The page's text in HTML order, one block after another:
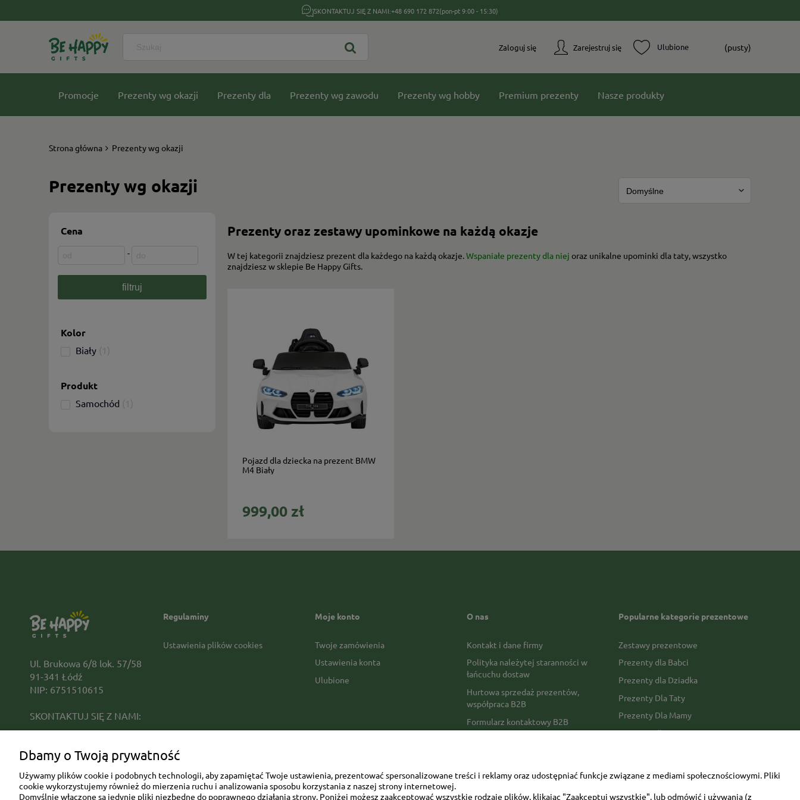
SKONTAKTUJ SIĘ Z NAMI:+48 690 172 872(pon-pt 9:00 - 15:30)
Zarejestruj się
Zaloguj się (pusty)
Promocje Prezenty wg okazji Prezenty dla Prezenty wg zawodu Prezenty wg hobby Premium prezenty Nasze produkty
Strona główna Prezenty wg okazji
Prezenty wg okazji
Kolor
Biały
Produkt
Samochód
Cena
-
filtruj
Prezenty oraz zestawy upominkowe na każdą okazje
W tej kategorii znajdziesz prezent dla każdego na każdą okazje.Wspaniałe prezenty dla niej oraz unikalne upominki dla taty, wszystko
znajdziesz w sklepie Be Happy Gifts.
Pojazd dla dziecka na prezent BMW
M4 Biały
999,00 zł
Regulaminy
Ustawienia plików cookies
Moje konto
Twoje zamówienia
Ustawienia konta
Ulubione
O nas
Kontakt i dane firmy
Polityka należytej staranności w
łańcuchu dostaw
Hurtowa sprzedaż prezentów,
współpraca B2B
Formularz kontaktowy B2B
Czas i koszty dostawy
Opinie Trustmate
Popularne kategorie prezentowe
Zestawy prezentowe
Prezenty dla Babci
Prezenty dla Dziadka
Prezenty Dla Taty
Prezenty Dla Mamy
Prezenty dla Faceta
Ul. Brukowa 6/8 lok. 57/58
91-341 Łódź
NIP: 6751510615
SKONTAKTUJ SIĘ Z NAMI:
+48 690 172 872
Dbamy o Twoją prywatność
Używamy plików cookie i podobnych technologii, aby zapamiętać Twoje ustawienia, prezentować spersonalizowane treści i reklamy oraz udostępniać funkcje związane z mediami społecznościowymi. Pliki
cookie wykorzystujemy również do mierzenia ruchu i analizowania sposobu korzystania z naszej strony internetowej.
Domyślnie włączone są jedynie pliki niezbędne do poprawnego działania strony. Poniżej możesz zaakceptować wszystkie rodzaje plików, klikając "Zaakceptuj wszystkie", lub odmówić i używania (z